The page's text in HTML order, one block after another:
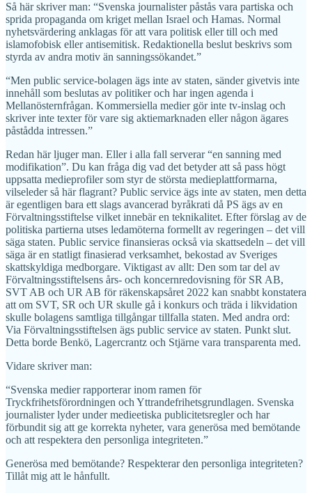
Så här skriver man: “Svenska journalister påstås vara partiska och
sprida propaganda om kriget mellan Israel och Hamas. Normal
nyhetsvärdering anklagas för att vara politisk eller till och med
islamofobisk eller antisemitisk. Redaktionella beslut beskrivs som
styrda av andra motiv än sanningssökandet.”
“Men public service-bolagen ägs inte av staten, sänder givetvis inte
innehåll som beslutas av politiker och har ingen agenda i
Mellanösternfrågan. Kommersiella medier gör inte tv-inslag och
skriver inte texter för vare sig aktiemarknaden eller någon ägares
påstådda intressen.”
Redan här ljuger man. Eller i alla fall serverar “en sanning med
modifikation”. Du kan fråga dig vad det betyder att så pass högt
uppsatta medieprofiler som styr de största medieplattformarna,
vilseleder så här flagrant? Public service ägs inte av staten, men detta
är egentligen bara ett slags avancerad byråkrati då PS ägs av en
Förvaltningsstiftelse vilket innebär en teknikalitet. Efter förslag av de
politiska partierna utses ledamöterna formellt av regeringen – det vill
säga staten. Public service finansieras också via skattsedeln – det vill
säga är en statligt finasierad verksamhet, bekostad av Sveriges
skattskyldiga medborgare. Viktigast av allt: Den som tar del av
Förvaltningsstiftelsens års- och koncernredovisning för SR AB,
SVT AB och UR AB för räkenskapsåret 2022 kan snabbt konstatera
att om SVT, SR och UR skulle gå i konkurs och träda i likvidation
skulle bolagens samtliga tillgångar tillfalla staten. Med andra ord:
Via Förvaltningsstiftelsen ägs public service av staten. Punkt slut.
Detta borde Benkö, Lagercrantz och Stjärne vara transparenta med.
Vidare skriver man:
“Svenska medier rapporterar inom ramen för
Tryckfrihetsförordningen och Yttrandefrihetsgrundlagen. Svenska
journalister lyder under medieetiska publicitetsregler och har
förbundit sig att ge korrekta nyheter, vara generösa med bemötande
och att respektera den personliga integriteten.”
Generösa med bemötande? Respekterar den personliga integriteten?
Tillåt mig att le hånfullt.